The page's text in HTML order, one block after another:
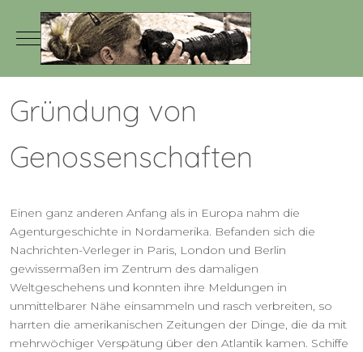
Mobile Menu Toggle
Gründung von
Genossenschaften
Einen ganz anderen Anfang als in Europa nahm die
Agenturgeschichte in Nordamerika. Befanden sich die
Nachrichten-Verleger in Paris, London und Berlin
gewissermaßen im Zentrum des damaligen
Weltgeschehens und konnten ihre Meldungen in
unmittelbarer Nähe einsammeln und rasch verbreiten, so
harrten die amerikanischen Zeitungen der Dinge, die da mit
mehrwöchiger Verspätung über den Atlantik kamen. Schiffe